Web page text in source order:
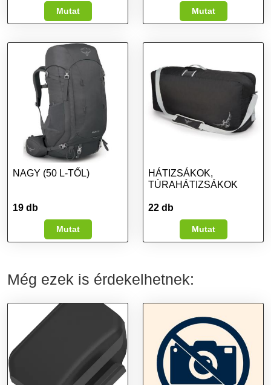
Mutat Mutat
NAGY (50 L-TŐL)
19 db
Mutat
HÁTIZSÁKOK,
TÚRAHÁTIZSÁKOK
22 db
Mutat
Még ezek is érdekelhetnek: